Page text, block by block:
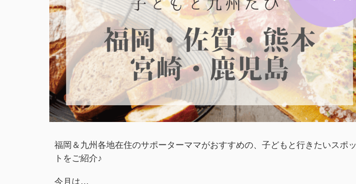
福岡＆九州各地在住のサポーターママがおすすめの、子どもと行きたいスポッ
トをご紹介♪
今月は…